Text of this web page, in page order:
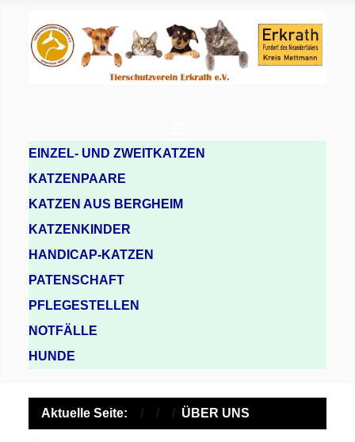
EINZEL- UND ZWEITKATZEN
KATZENPAARE
KATZEN AUS BERGHEIM
KATZENKINDER
HANDICAP-KATZEN
PATENSCHAFT
PFLEGESTELLEN
NOTFÄLLE
HUNDE
Aktuelle Seite: ÜBER UNS